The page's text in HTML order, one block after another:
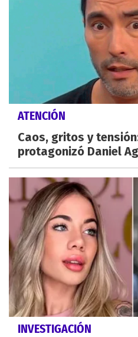
ATENCIÓN
Caos, gritos y
protagonizó Daniel
INVESTIGACIÓN